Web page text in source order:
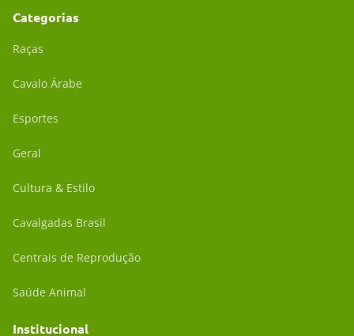
Categorias
Raças
Cavalo Árabe
Esportes
Geral
Cultura & Estilo
Cavalgadas Brasil
Centrais de Reprodução
Saúde Animal
Institucional